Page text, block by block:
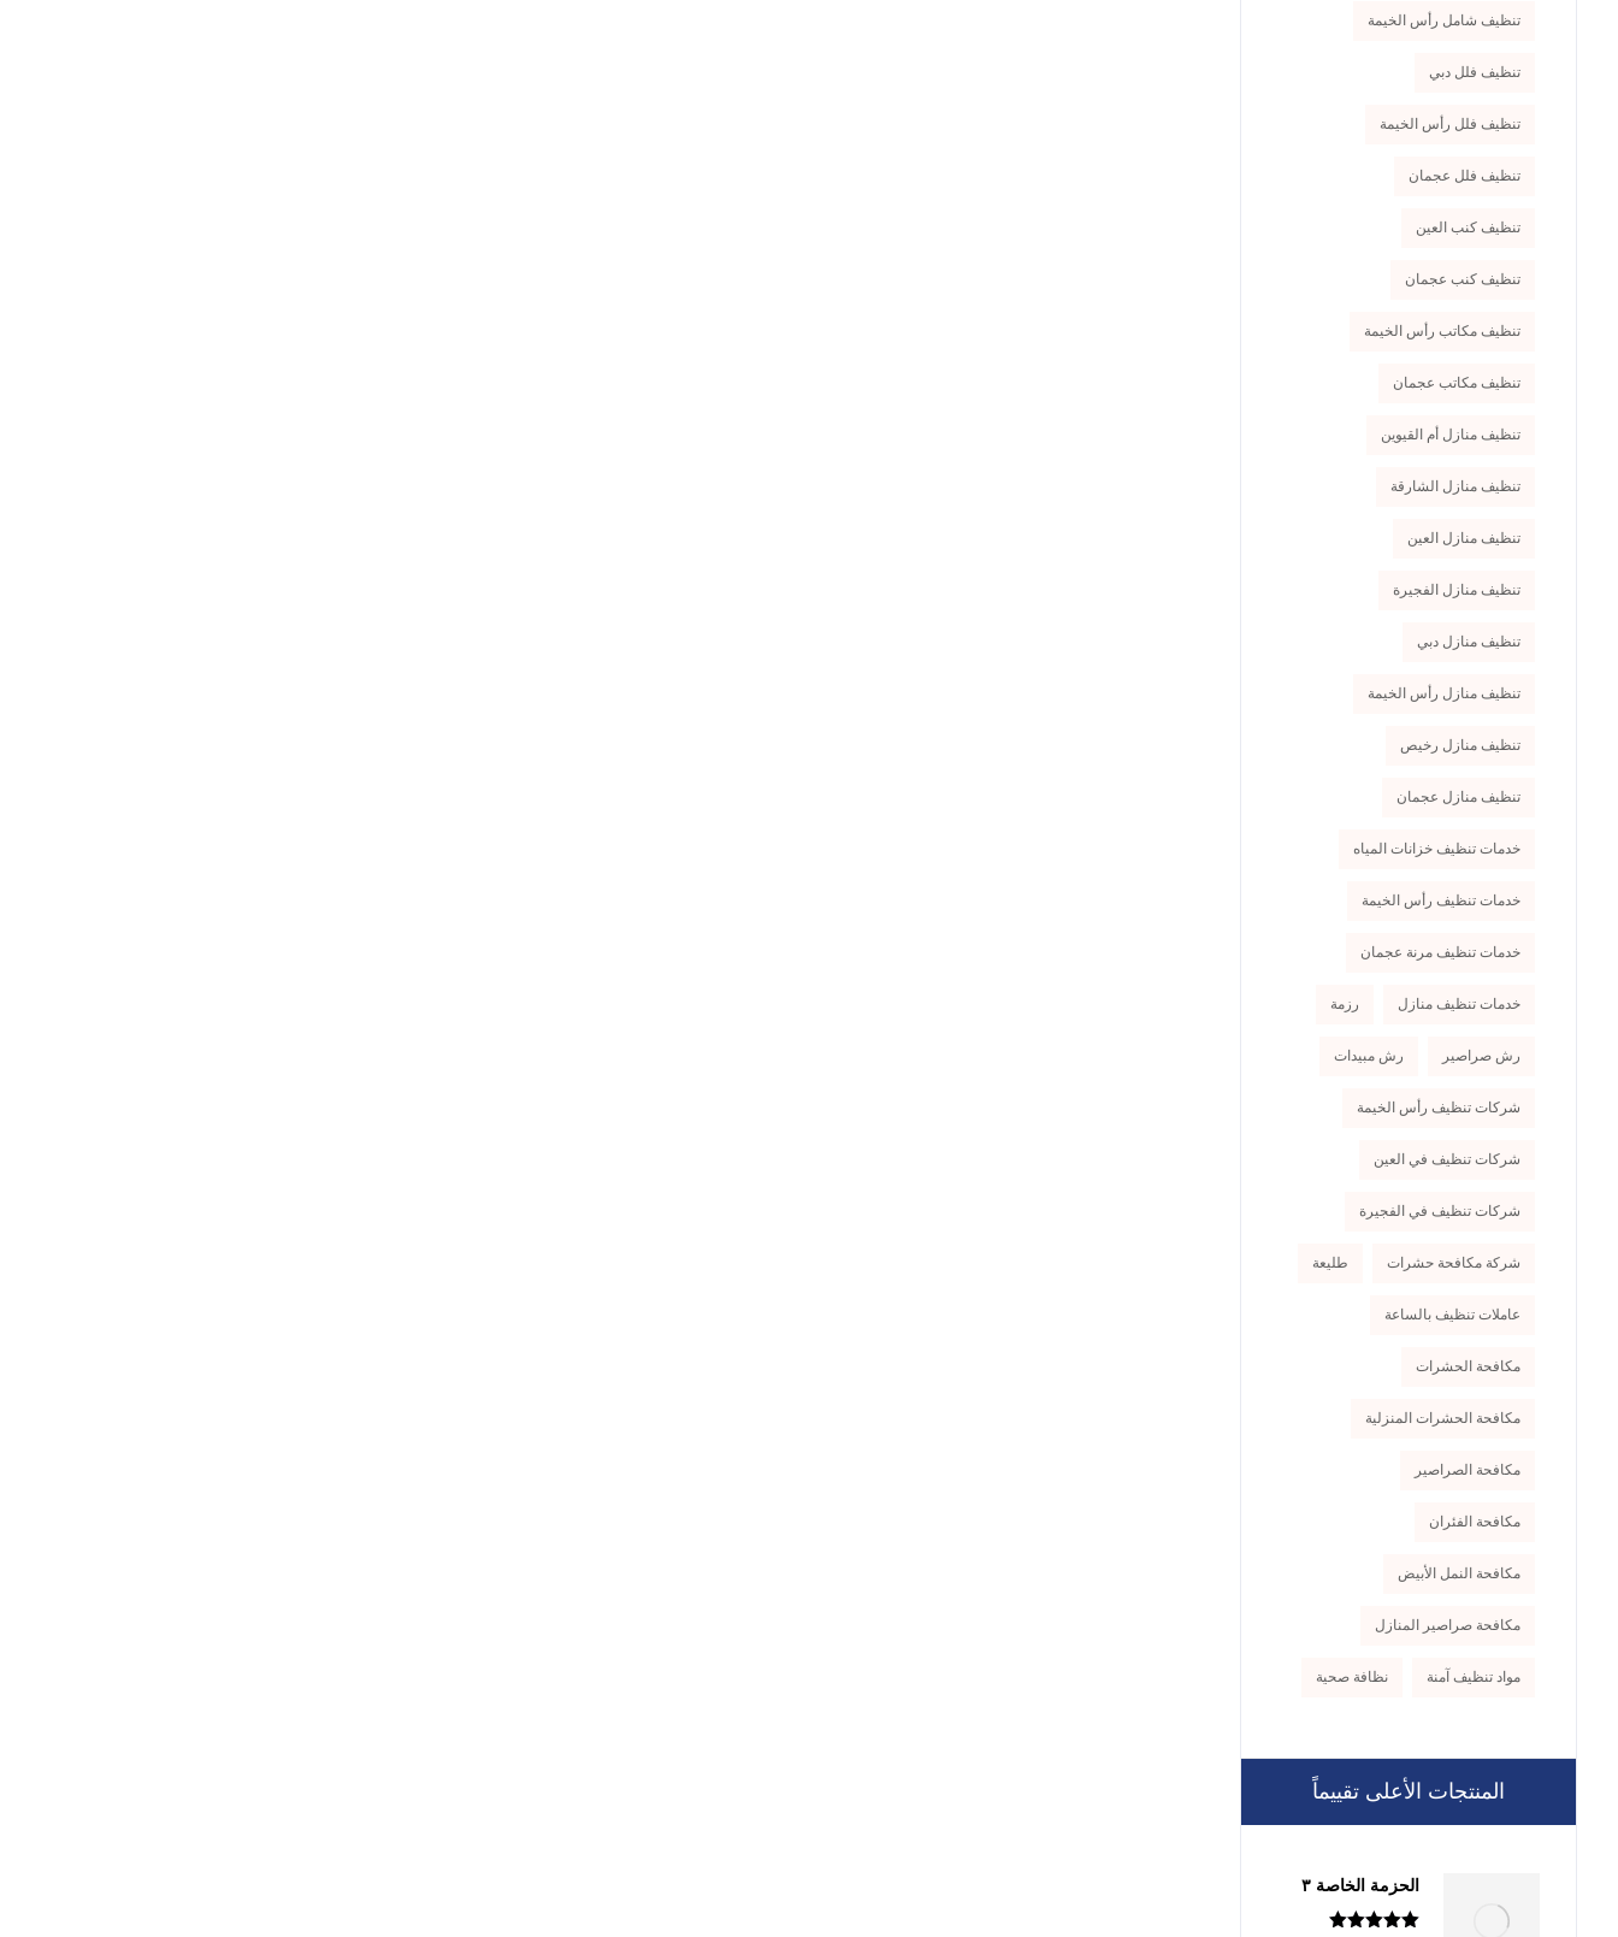
تنظيف شامل رأس الخيمة
تنظيف فلل دبي
تنظيف فلل رأس الخيمة
تنظيف فلل عجمان
تنظيف كنب العين
تنظيف كنب عجمان
تنظيف مكاتب رأس الخيمة
تنظيف مكاتب عجمان
تنظيف منازل أم القيوين
تنظيف منازل الشارقة
تنظيف منازل العين
تنظيف منازل الفجيرة
تنظيف منازل دبي
تنظيف منازل رأس الخيمة
تنظيف منازل رخيص
تنظيف منازل عجمان
خدمات تنظيف خزانات المياه
خدمات تنظيف رأس الخيمة
خدمات تنظيف مرنة عجمان
خدمات تنظيف منازل رزمة
رش صراصير رش مبيدات
شركات تنظيف رأس الخيمة
شركات تنظيف في العين
شركات تنظيف في الفجيرة
شركة مكافحة حشرات طليعة
عاملات تنظيف بالساعة
مكافحة الحشرات
مكافحة الحشرات المنزلية
مكافحة الصراصير
مكافحة الفئران
مكافحة النمل الأبيض
مكافحة صراصير المنازل
مواد تنظيف آمنة نظافة صحية
المنتجات الأعلى تقييماً
الحزمة الخاصة ٣